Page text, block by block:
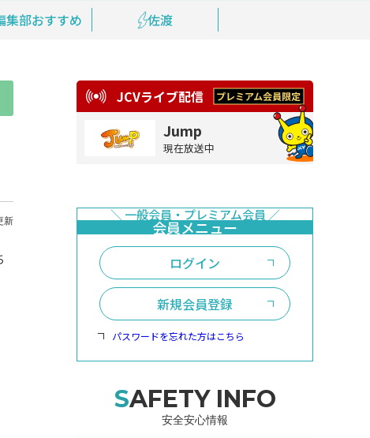
集部おすすめ 佐渡
鉄道情報
会員登録
新
JCVライブ配信
Jump
現在放送中
ログイン
新規会員登録
パスワードを忘れた方はこちら
SAFETY INFO
安全安心情報